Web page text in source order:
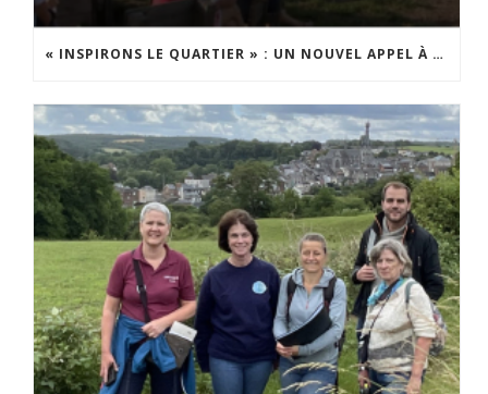
« INSPIRONS LE QUARTIER » : UN NOUVEL APPEL À PROJETS EST LANCÉ !